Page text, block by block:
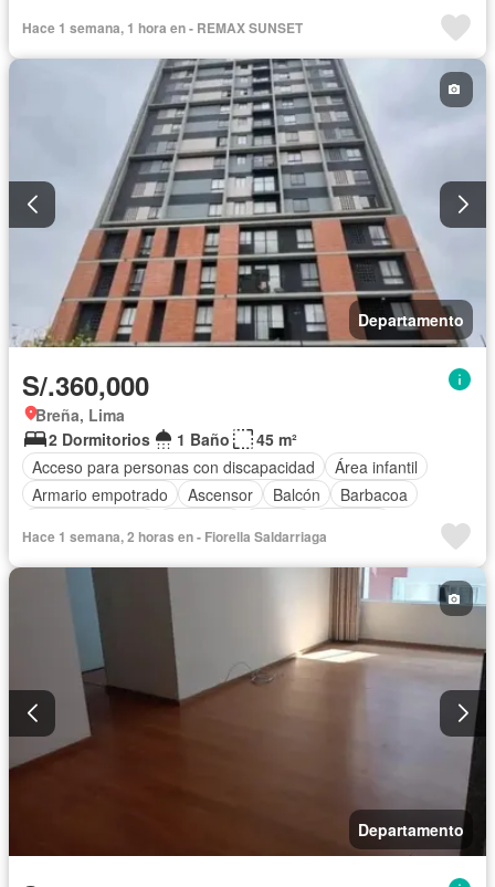
Hace 1 semana, 1 hora en - REMAX SUNSET
Departamento
S/.360,000
Breña, Lima
2 Dormitorios
1 Baño
45 m²
Acceso para personas con discapacidad
Área infantil
Armario empotrado
Ascensor Balcón
Barbacoa
Seguridad
Terraza Vista panorámica
Hace 1 semana, 2 horas en - Fiorella Saldarriaga
Departamento